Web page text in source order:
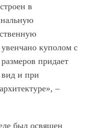
в
куполом с
придает
вид и при
–
был освящен